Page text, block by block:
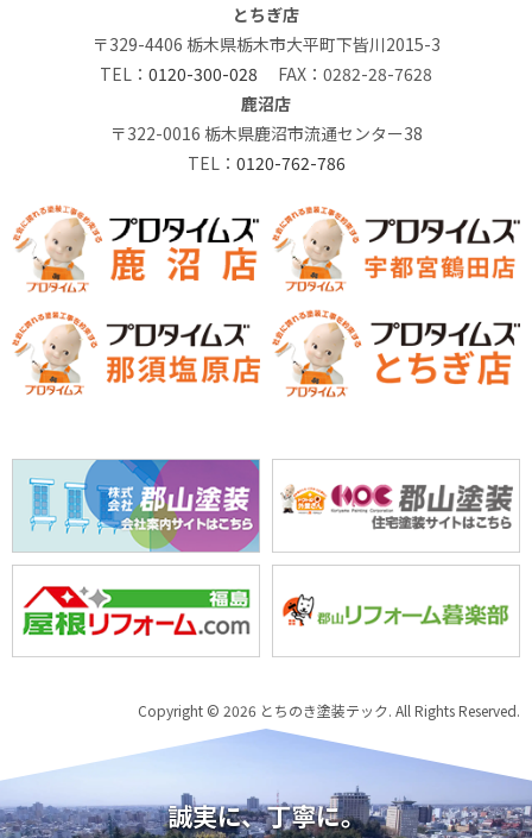
とちぎ店
〒329-4406 栃木県栃木市大平町下皆川2015-3
TEL： 0120-300-028 FAX：0282-28-7628
鹿沼店
〒322-0016 栃木県鹿沼市流通センター38
TEL： 0120-762-786
Copyright © 2026 とちのき塗装テック. All Rights Reserved.
誠実に、丁寧に。